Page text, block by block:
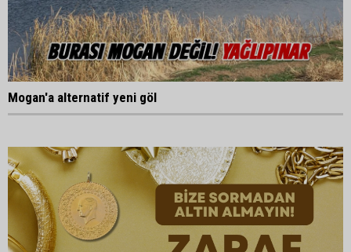
Mogan'a alternatif yeni göl